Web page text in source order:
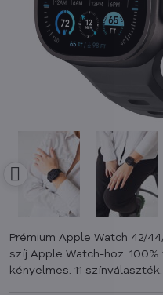
Prémium Apple Watch 42/
szíj Apple Watch-hoz.
kényelmes. 11 színválaszték.